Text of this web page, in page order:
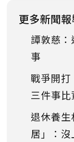
更多新聞
譚敦慈
事
戰爭開
三件事比
退休養
居」：